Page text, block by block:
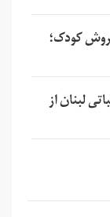
کودک؛
لبنان از